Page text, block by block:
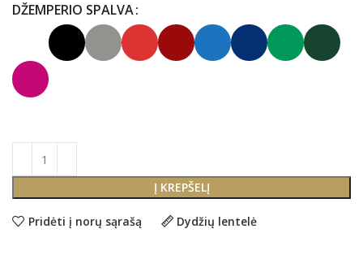
DŽEMPERIO SPALVA
Į KREPŠELĮ
Pridėti į norų sąrašą Dydžių lentelė